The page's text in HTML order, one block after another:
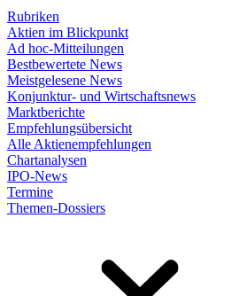
Rubriken
Aktien im Blickpunkt
Ad hoc-Mitteilungen
Bestbewertete News
Meistgelesene News
Konjunktur- und Wirtschaftsnews
Marktberichte
Empfehlungsübersicht
Alle Aktienempfehlungen
Chartanalysen
IPO-News
Termine
Themen-Dossiers